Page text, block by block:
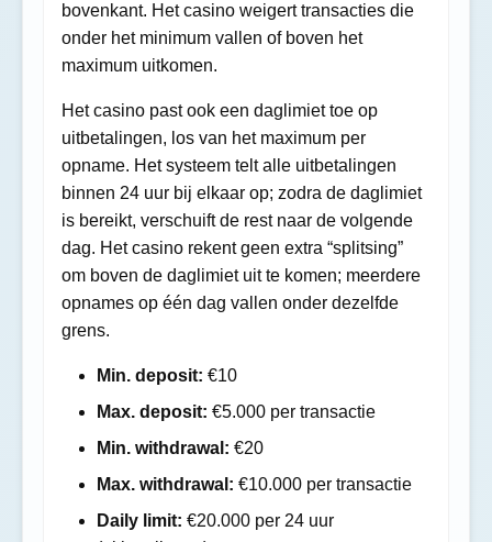
bovenkant. Het casino weigert transacties die
onder het minimum vallen of boven het
maximum uitkomen.
Het casino past ook een daglimiet toe op
uitbetalingen, los van het maximum per
opname. Het systeem telt alle uitbetalingen
binnen 24 uur bij elkaar op; zodra de daglimiet
is bereikt, verschuift de rest naar de volgende
dag. Het casino rekent geen extra “splitsing”
om boven de daglimiet uit te komen; meerdere
opnames op één dag vallen onder dezelfde
grens.
Min. deposit: €10
Max. deposit: €5.000 per transactie
Min. withdrawal: €20
Max. withdrawal: €10.000 per transactie
Daily limit: €20.000 per 24 uur